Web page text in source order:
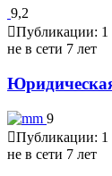
9,2
Публикации: 1
не в сети 7 лет
9
Публикации: 1
не в сети 7 лет